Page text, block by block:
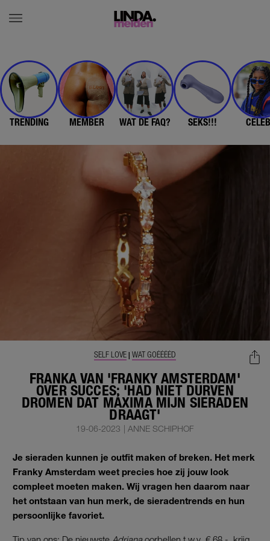
TRENDING MEMBER WAT DE FAQ? SEKS!!!
FRANKA VAN 'FRANKY AMSTERDAM'
OVER SUCCES: 'HAD NIET DURVEN
DROMEN DAT MÁXIMA MIJN SIERADEN
DRAAGT'
SELF LOVE | WAT GOÉÉÉÉD
19-06-2023 | ANNE SCHIPHOF
Je sieraden kunnen je outfit maken of breken. Het merk
Franky Amsterdam weet precies hoe zij jouw look
compleet moeten maken. Wij vragen hen daarom naar
het ontstaan van hun merk, de sieradentrends en hun
persoonlijke favoriet.